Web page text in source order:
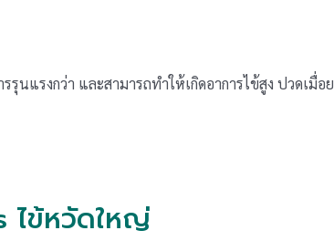
นแรงกว่า และสามารถทำให้เกิดอาการไข้สูง ปวดเมื่อย
ไข้หวัดใหญ่